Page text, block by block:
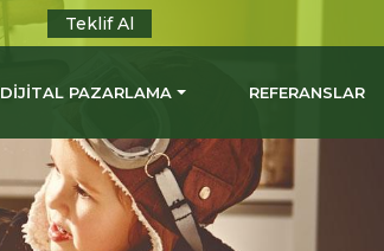
Teklif Al
DİJİTAL PAZARLAMA REFERANSLAR